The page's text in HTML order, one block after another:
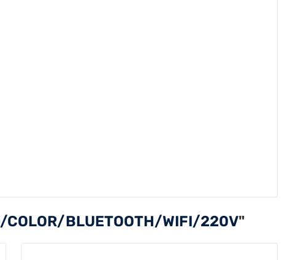
COLOR/BLUETOOTH/WIFI/220V"